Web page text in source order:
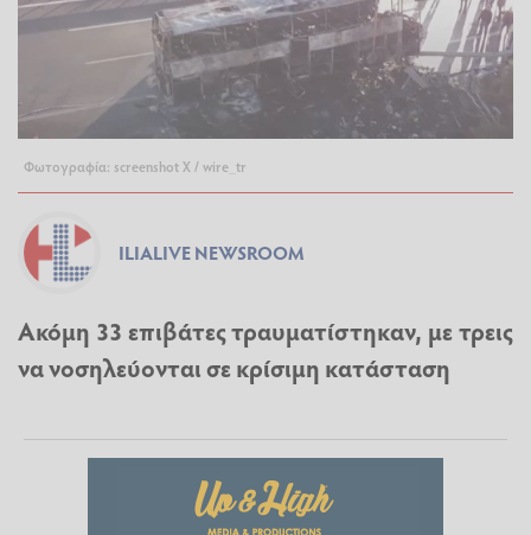
Φωτογραφία: screenshot X / wire_tr
ILIALIVE NEWSROOM
Ακόμη 33 επιβάτες τραυματίστηκαν, με τρεις
να νοσηλεύονται σε κρίσιμη κατάσταση